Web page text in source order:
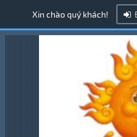
Xin chào quý khách!